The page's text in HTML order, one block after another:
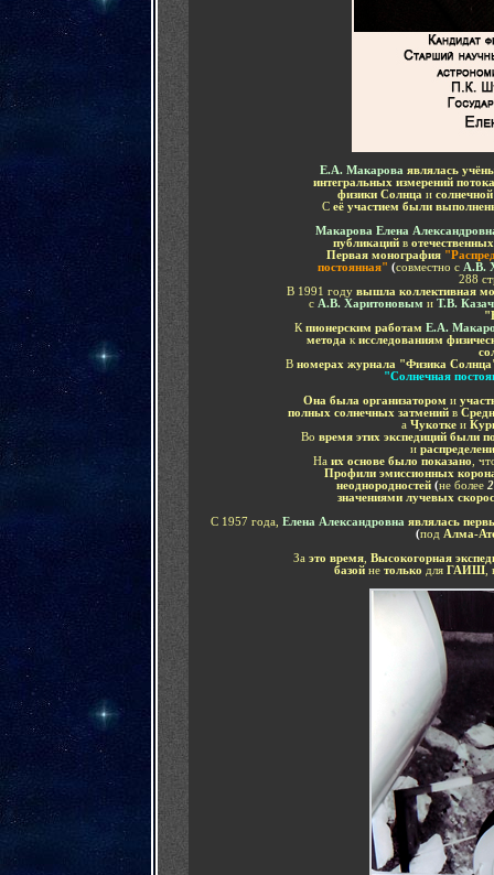
Е.А. Макарова являлась
интегральных измерений
физики Солнца и
Сеё участием были
Макарова Елена
публикаций в
Первая монография
постоянная" (совместно с А.В.
288
В 1991 году вышла коллективная
с А.В. Харитоновым и Т.В.
К пионерским работам Е.А.
метода к исследованиям
В номерах журнала "Физика
"Солнечная
Она была организатором и
полных солнечных затменийв
а Чукотке и
Во время этих экспедиций были
и
На их основе было показано ,
Профили эмиссионных
неоднородностей (не более
значениями лучевых
С 1957 года, Елена Александровна являлась
(под Алма-
За это время Высокогорная
базой не только для ГАИШ,